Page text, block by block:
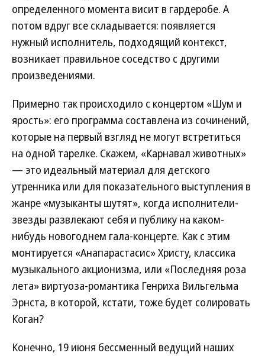
определенного момента висит в гардеробе. А
потом вдруг все складывается: появляется
нужный исполнитель, подходящий контекст,
возникает правильное соседство с другими
произведениями.
Примерно так происходило с концертом «Шум и
ярость»: его программа составлена из сочинений,
которые на первый взгляд не могут встретиться
на одной тарелке. Скажем, «Карнавал животных»
— это идеальный материал для детского
утренника или для показательного выступления в
жанре «музыканты шутят», когда исполнители-
звезды развлекают себя и публику на каком-
нибудь новогоднем гала-концерте. Как с этим
монтируется «Анапарастасис» Христу, классика
музыкального акционизма, или «Последняя роза
лета» виртуоза-романтика Генриха Вильгельма
Эрнста, в которой, кстати, тоже будет солировать
Коган?
Конечно, 19 июня бессменный ведущий наших